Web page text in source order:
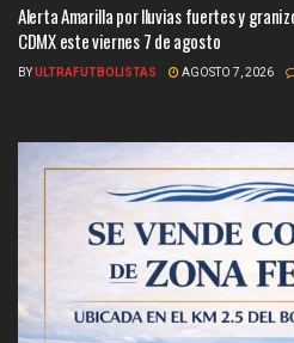
Alerta Amarilla por lluvias fuertes y
CDMX este viernes 7 de agosto
BYULTRAFUTBOLISTAS AGOSTO 7, 2026